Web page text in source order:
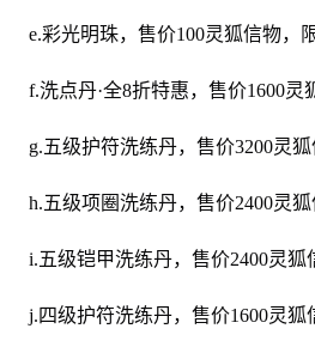
e.彩光明珠，售价100灵狐信物，
f.洗点丹·全8折特惠，售价1600灵
g.五级护符洗练丹，售价3200灵
h.五级项圈洗练丹，售价2400灵
i.五级铠甲洗练丹，售价2400灵狐
j.四级护符洗练丹，售价1600灵狐